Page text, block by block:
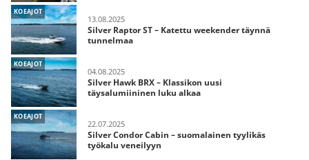
KOEAJOT
13.08.2025
Silver Raptor ST – Katettu weekender täynnä
tunnelmaa
KOEAJOT
04.08.2025
Silver Hawk BRX – Klassikon uusi
täysalumiininen luku alkaa
KOEAJOT
22.07.2025
Silver Condor Cabin – suomalainen tyylikäs
työkalu veneilyyn